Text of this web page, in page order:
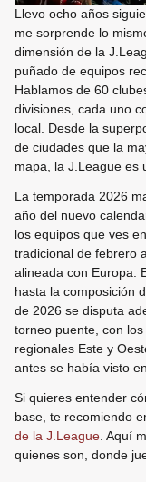
Llevo ocho años
me sorprende lo
dimensión de la
puñado de equipos
Hablamos de 60
divisiones, cada uno
local. Desde la
de ciudades que la
mapa, la J.League es
La temporada 2026
año del nuevo
los equipos que ves
tradicional de febrero
alineada con Europa.
hasta la composición
de 2026 se disputa
torneo puente, con
regionales Este y
antes se había visto
Si quieres entender
base, te recomiendo
de la J.League . Aquí
quienes son, donde